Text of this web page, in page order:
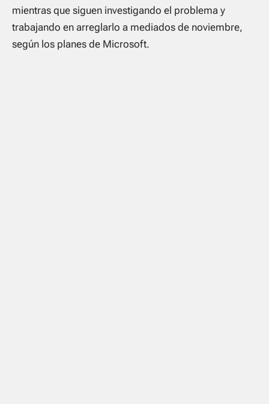
mientras que siguen investigando el problema y
trabajando en arreglarlo a mediados de noviembre,
según los planes de Microsoft.